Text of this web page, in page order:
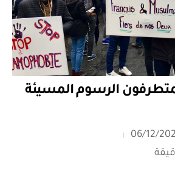
الرسوم المسيئة
06/12/